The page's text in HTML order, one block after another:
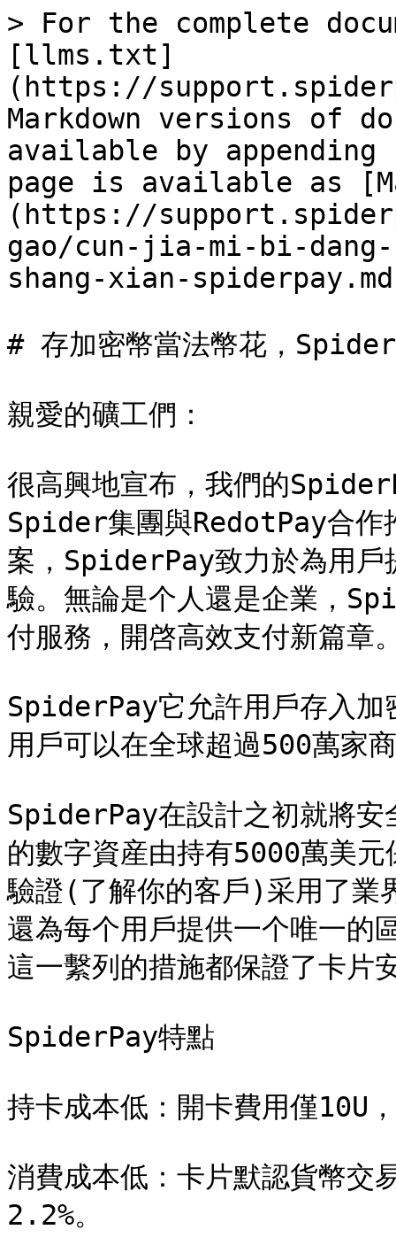
> For the complete
[llms.txt]
(https://
Markdown versions of
available by
page is available as
(https://
gao/cun-jia-mi-bi-
shang-xian-
# 存加密幣當法幣花，
親愛的礦工們：
很高興地宣布，我們的
Spider集團與RedotPay合作
案，SpiderPay致力於為用戶
驗。無論是个人還是企業，
付服務，開啓高效支付新篇章
SpiderPay它允許用戶存入加
用戶可以在全球超過500萬家
SpiderPay在設計之初就將安
的數字資産由持有5000萬美元
驗證(了解你的客戶)采用了業
還為每个用戶提供一个唯一的
這一繫列的措施都保證了卡片
SpiderPay特點
持卡成本低：開卡費用僅10U
消費成本低：卡片默認貨幣交
2.2%。